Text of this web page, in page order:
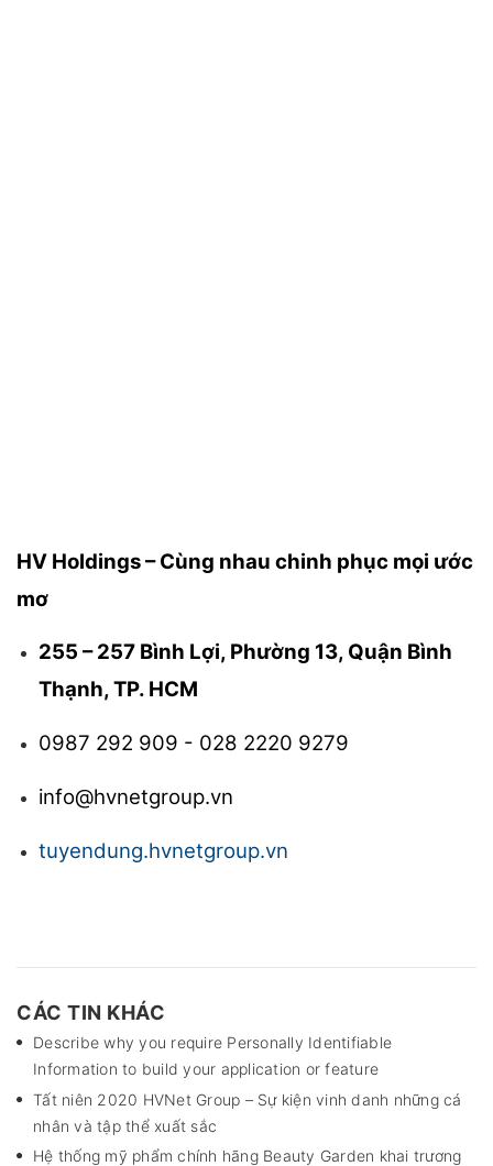
HV Holdings – Cùng nhau chinh phục mọi ước
mơ
255 – 257 Bình Lợi, Phường 13, Quận Bình
Thạnh, TP. HCM
0987 292 909 - 028 2220 9279
info@hvnetgroup.vn
tuyendung.hvnetgroup.vn
CÁC TIN KHÁC
Describe why you require Personally Identifiable
Information to build your application or feature
Tất niên 2020 HVNet Group – Sự kiện vinh danh những cá
nhân và tập thể xuất sắc
Hệ thống mỹ phẩm chính hãng Beauty Garden khai trương